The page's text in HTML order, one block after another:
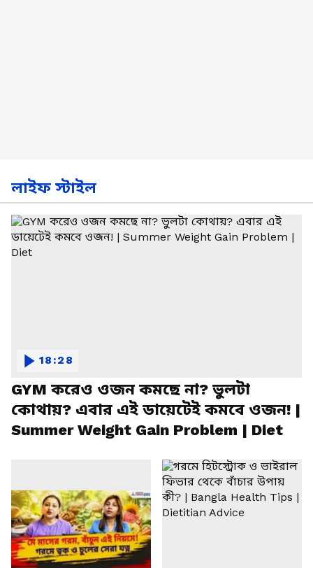
লাইফ স্টাইল
GYM করেও ওজন কমছে না? ভুলটা
কোথায়? এবার এই ডায়েটেই কমবে ওজন! |
Summer Weight Gain Problem | Diet
18:28